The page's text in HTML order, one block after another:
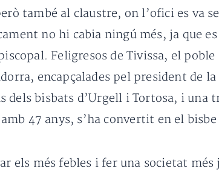
també al claustre, on l’ofici es va
no hi cabia ningú més, ja que
Feligresos de Tivissa, el
encapçalades pel president de
dels bisbats d’Urgell i Tortosa, i
47 anys, s’ha convertit en el bisbe
els més febles i fer una societat